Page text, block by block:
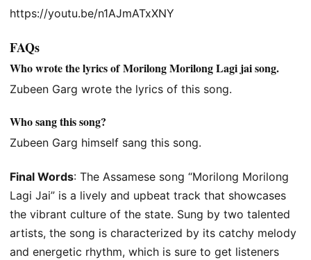
https://youtu.be/n1AJmATxXNY
FAQs
Who wrote the lyrics of Morilong Morilong Lagi jai song.
Zubeen Garg wrote the lyrics of this song.
Who sang this song?
Zubeen Garg himself sang this song.
Final Words: The Assamese song “Morilong Morilong
Lagi Jai” is a lively and upbeat track that showcases
the vibrant culture of the state. Sung by two talented
artists, the song is characterized by its catchy melody
and energetic rhythm, which is sure to get listeners